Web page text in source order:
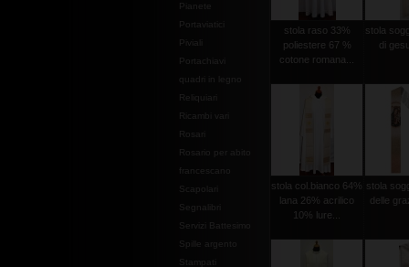
Pianete
Portaviatici
Piviali
Portachiavi
quadri in legno
Reliquiari
Ricambi vari
Rosari
Rosario per abito
francescano
Scapolari
Segnalibri
Servizi Battesimo
Spille argento
Stampati
stola raso 33%
poliestere 67 %
cotone romana...
stola
di
stola col.bianco 64%
lana 26% acrilico
10% lure...
stola
delle